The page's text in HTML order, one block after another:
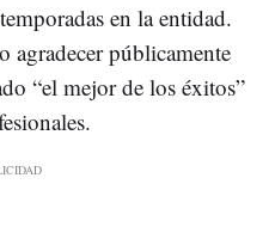
en la entidad.
agradecer públicamente
“el mejor de los éxitos”